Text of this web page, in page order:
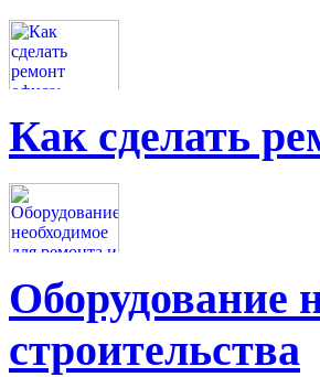
Как сделать
Оборудование
строительства